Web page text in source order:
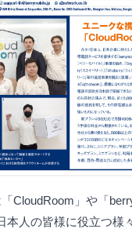
CloudRoom」や「
本人の皆様に役立つ様